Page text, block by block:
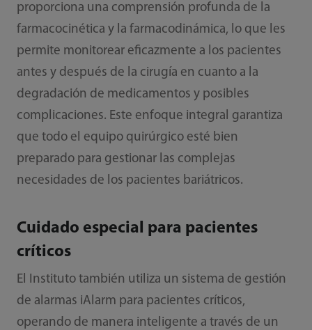
proporciona una comprensión profunda de la
farmacocinética y la farmacodinámica, lo que les
permite monitorear eficazmente a los pacientes
antes y después de la cirugía en cuanto a la
degradación de medicamentos y posibles
complicaciones. Este enfoque integral garantiza
que todo el equipo quirúrgico esté bien
preparado para gestionar las complejas
necesidades de los pacientes bariátricos.
Cuidado especial para pacientes
críticos
El Instituto también utiliza un sistema de gestión
de alarmas iAlarm para pacientes críticos,
operando de manera inteligente a través de un